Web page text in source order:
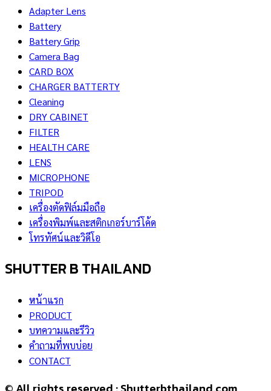
Adapter Lens
Battery
Battery Grip
Camera Bag
CARD BOX
CHARGER BATTERTY
Cleaning
DRY CABINET
FILTER
HEALTH CARE
LENS
MICROPHONE
TRIPOD
เครื่องตัดฟิล์มมือถือ
เครื่องพิมพ์และสติกเกอร์บาร์โค้ด
โทรทัศน์และวิดีโอ
SHUTTER B THAILAND
หน้าแรก
PRODUCT
บทความและรีวิว
คำถามที่พบบ่อย
CONTACT